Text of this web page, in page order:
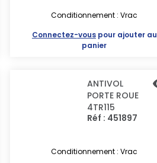
Conditionnement : Vrac
Connectez-vouspour ajouter au
panier
ANTIVOL
PORTE ROUE
4TR115
Réf : 451897
Conditionnement : Vrac